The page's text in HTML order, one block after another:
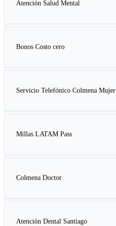
Atención Salud Mental
Bonos Costo cero
Servicio Telefónico Colmena Mujer
Millas LATAM Pass
Colmena Doctor
Atención Dental Santiago